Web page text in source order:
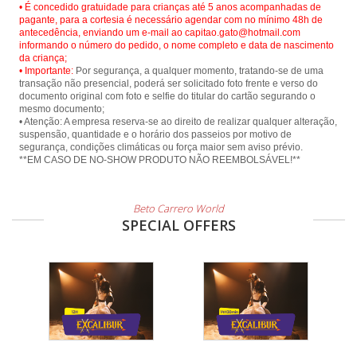
• É concedido gratuidade para crianças até 5 anos acompanhadas de
pagante, para a cortesia é necessário agendar com no mínimo 48h de
antecedência, enviando um e-mail ao capitao.gato@hotmail.com
informando o número do pedido, o nome completo e data de nascimento
da criança;
• Importante: Por segurança, a qualquer momento, tratando-se de uma
transação não presencial, poderá ser solicitado foto frente e verso do
documento original com foto e selfie do titular do cartão segurando o
mesmo documento;
• Atenção: A empresa reserva-se ao direito de realizar qualquer alteração,
suspensão, quantidade e o horário dos passeios por motivo de
segurança, condições climáticas ou força maior sem aviso prévio.
**EM CASO DE NO-SHOW PRODUTO NÃO REEMBOLSÁVEL!**
Beto Carrero World
SPECIAL OFFERS